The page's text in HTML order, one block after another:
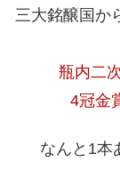
三大銘醸国か
瓶内二
4冠金
なんと1本